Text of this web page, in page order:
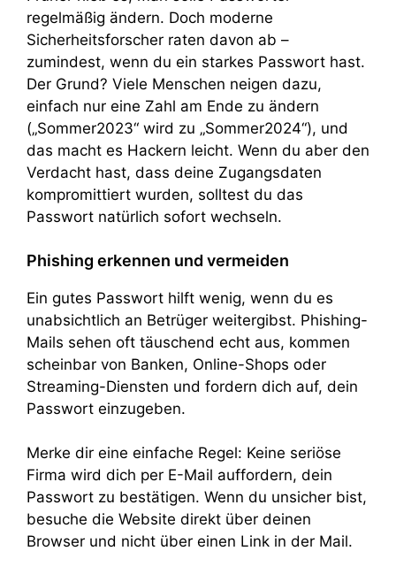
regelmäßig ändern. Doch moderne
Sicherheitsforscher raten davon ab –
zumindest, wenn du ein starkes Passwort hast.
Der Grund? Viele Menschen neigen dazu,
einfach nur eine Zahl am Ende zu ändern
(„Sommer2023“ wird zu „Sommer2024“), und
das macht es Hackern leicht. Wenn du aber den
Verdacht hast, dass deine Zugangsdaten
kompromittiert wurden, solltest du das
Passwort natürlich sofort wechseln.
Phishing erkennen und vermeiden
Ein gutes Passwort hilft wenig, wenn du es
unabsichtlich an Betrüger weitergibst. Phishing-
Mails sehen oft täuschend echt aus, kommen
scheinbar von Banken, Online-Shops oder
Streaming-Diensten und fordern dich auf, dein
Passwort einzugeben.
Merke dir eine einfache Regel: Keine seriöse
Firma wird dich per E-Mail auffordern, dein
Passwort zu bestätigen. Wenn du unsicher bist,
besuche die Website direkt über deinen
Browser und nicht über einen Link in der Mail.